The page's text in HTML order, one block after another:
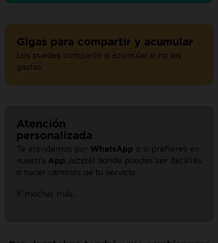
Gigas para compartir y acumular
Los puedes compartir o acumular si no los
gastas.
Atención
personalizada
Te atendemos por WhatsApp o si prefieres en
nuestra App Jazztel donde puedes ver detalles
o hacer cambios de tu servicio.
Y muchas más...